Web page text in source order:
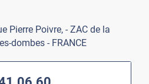
Pierre Poivre, - ZAC de la
dombes - FRANCE